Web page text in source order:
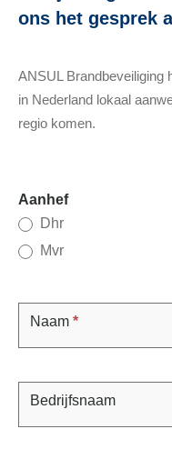
ons het gesprek
ANSUL Brandbeveiliging
in Nederland lokaal
regio komen.
Contact
Aanhef
Dhr
Mvr
Naam *
Bedrijfsnaam